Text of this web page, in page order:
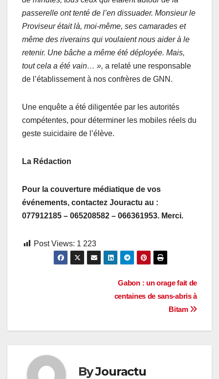
passerelle ont tenté de l’en dissuader. Monsieur le
Proviseur était là, moi-même, ses camarades et
même des riverains qui voulaient nous aider à le
retenir. Une bâche a même été déployée. Mais,
tout cela a été vain… », a relaté une responsable
de l’établissement à nos confrères de GNN.
Une enquête a été diligentée par les autorités
compétentes, pour déterminer les mobiles réels du
geste suicidaire de l’élève.
La Rédaction
Pour la couverture médiatique de vos
événements, contactez Jouractu au :
077912185 – 065208582 – 066361953. Merci.
Post Views: 1 223
l’article
Gabon : un orage fait de
centaines de sans-abris à
Bitam
ByJouractu